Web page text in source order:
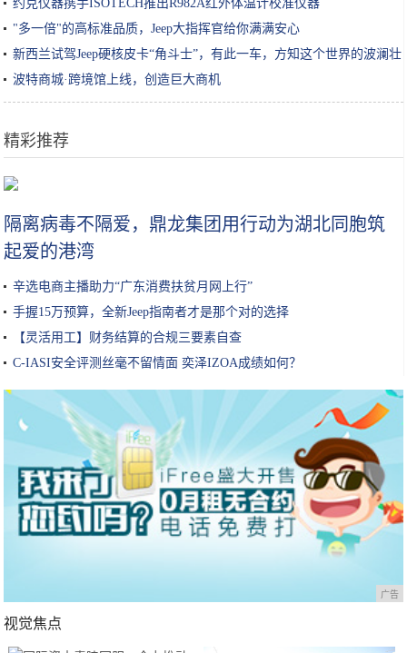
约克仪器携手ISOTECH推出R982A红外体温计校准仪器
"多一倍"的高标准品质，Jeep大指挥官给你满满安心
新西兰试驾Jeep硬核皮卡“角斗士”，有此一车，方知这个世界的波澜壮
阔
波特商城·跨境馆上线，创造巨大商机
精彩推荐
隔离病毒不隔爱，鼎龙集团用行动为湖北同胞筑
起爱的港湾
辛选电商主播助力“广东消费扶贫月网上行”
手握15万预算，全新Jeep指南者才是那个对的选择
【灵活用工】财务结算的合规三要素自查
C-IASI安全评测丝毫不留情面 奕泽IZOA成绩如何？
广告
视觉焦点